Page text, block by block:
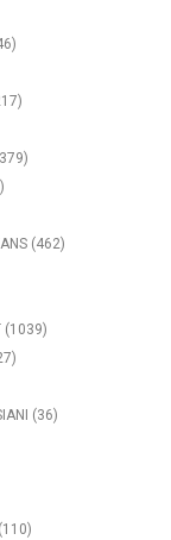
(462)
(1039)
(36)